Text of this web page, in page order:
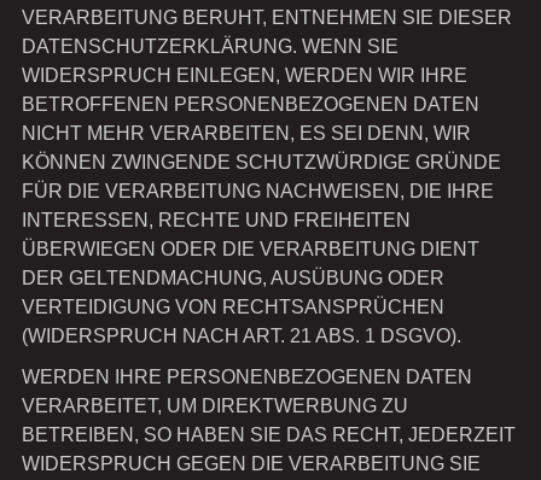
VERARBEITUNG BERUHT, ENTNEHMEN SIE DIESER
DATENSCHUTZERKLÄRUNG. WENN SIE
WIDERSPRUCH EINLEGEN, WERDEN WIR IHRE
BETROFFENEN PERSONENBEZOGENEN DATEN
NICHT MEHR VERARBEITEN, ES SEI DENN, WIR
KÖNNEN ZWINGENDE SCHUTZWÜRDIGE GRÜNDE
FÜR DIE VERARBEITUNG NACHWEISEN, DIE IHRE
INTERESSEN, RECHTE UND FREIHEITEN
ÜBERWIEGEN ODER DIE VERARBEITUNG DIENT
DER GELTENDMACHUNG, AUSÜBUNG ODER
VERTEIDIGUNG VON RECHTSANSPRÜCHEN
(WIDERSPRUCH NACH ART. 21 ABS. 1 DSGVO).
WERDEN IHRE PERSONENBEZOGENEN DATEN
VERARBEITET, UM DIREKTWERBUNG ZU
BETREIBEN, SO HABEN SIE DAS RECHT, JEDERZEIT
WIDERSPRUCH GEGEN DIE VERARBEITUNG SIE